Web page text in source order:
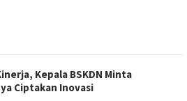
Kepala BSKDN Minta
Ciptakan Inovasi